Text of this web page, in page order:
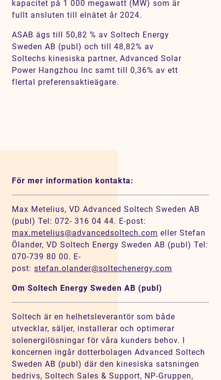
kapacitet på 1 000 megawatt (MW) som är
fullt ansluten till elnätet år 2024.
ASAB ägs till 50,82 % av Soltech Energy
Sweden AB (publ) och till 48,82% av
Soltechs kinesiska partner, Advanced Solar
Power Hangzhou Inc samt till 0,36% av ett
flertal preferensaktieägare.
För mer information kontakta:
Max Metelius, VD Advanced Soltech Sweden AB
(publ) Tel: 072- 316 04 44. E-post:
max.metelius@advancedsoltech.com eller Stefan
Ölander, VD Soltech Energy Sweden AB (publ) Tel:
070-739 80 00. E-
post: stefan.olander@soltechenergy.com
Om Soltech Energy Sweden AB (publ)
Soltech är en helhetsleverantör som både
utvecklar, säljer, installerar och optimerar
solenergilösningar för våra kunders behov. I
koncernen ingår dotterbolagen Advanced Soltech
Sweden AB (publ) där den kinesiska satsningen
bedrivs, Soltech Sales & Support, NP-Gruppen,